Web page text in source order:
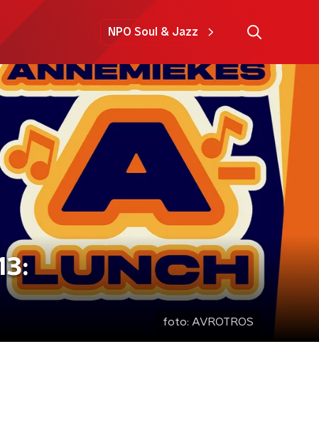
NPO Soul & Jazz
foto: AVROTROS